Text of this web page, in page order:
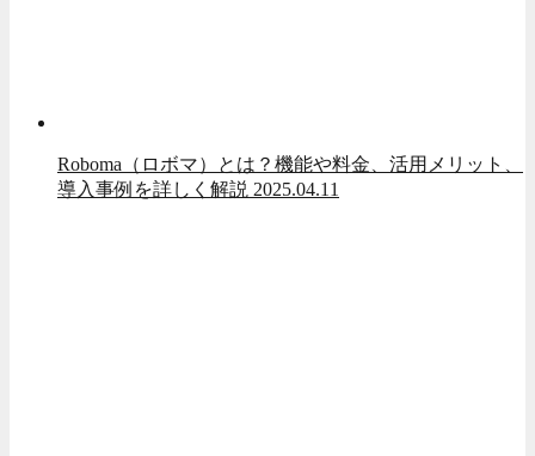
Roboma（ロボマ）とは？機能や料金、活用メリット、
導入事例を詳しく解説 2025.04.11